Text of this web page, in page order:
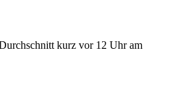
kurz vor 12 Uhr am